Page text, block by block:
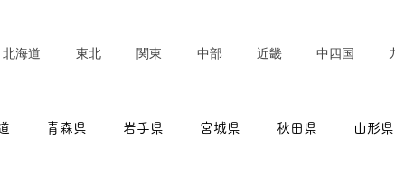
北海道 東北 関東 中部 近畿 中四国
青森県 岩手県 宮城県 秋田県 山形県